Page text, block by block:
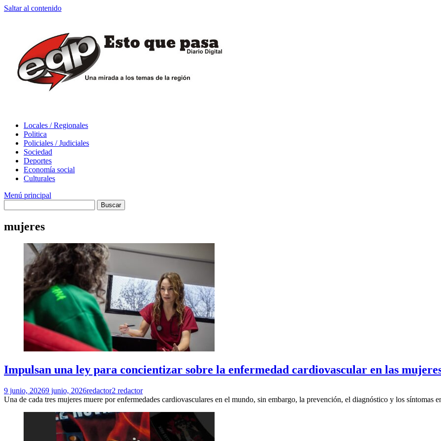
Saltar al contenido
Locales / Regionales
Politica
Policiales / Judiciales
Sociedad
Deportes
Economía social
Culturales
Menú principal
mujeres
Impulsan una ley para concientizar sobre la enfermedad cardiovascular en las
9 junio, 20269 junio, 2026redactor2 redactor
Una de cada tres mujeres muere por enfermedades cardiovasculares en el mundo, sin embargo, la prevención, el diagnóstico y los síntomas